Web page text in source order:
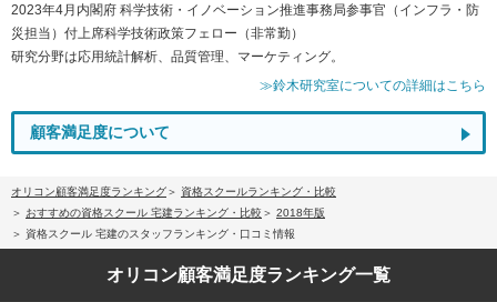
2023年4月内閣府 科学技術・イノベーション推進事務局参事官（インフラ・防
災担当）付上席科学技術政策フェロー（非常勤）
研究分野は応用統計解析、品質管理、マーケティング。
≫鈴木研究室についての詳細はこちら
顧客満足度について
オリコン顧客満足度ランキング
資格スクールランキング・比較
おすすめの資格スクール 宅建ランキング・比較
2018年版
資格スクール 宅建のスタッフランキング・口コミ情報
オリコン顧客満足度ランキング一覧